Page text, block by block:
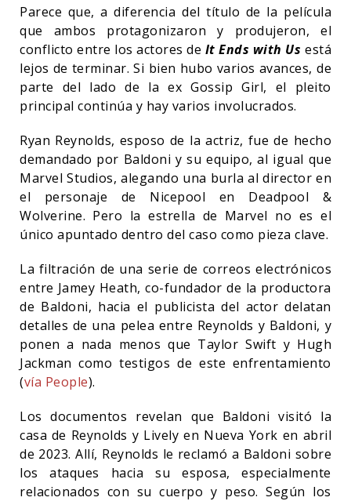
Parece que, a diferencia del título de la película
que ambos protagonizaron y produjeron, el
conflicto entre los actores de It Ends with Us está
lejos de terminar. Si bien hubo varios avances, de
parte del lado de la ex Gossip Girl, el pleito
principal continúa y hay varios involucrados.
Ryan Reynolds, esposo de la actriz, fue de hecho
demandado por Baldoni y su equipo, al igual que
Marvel Studios, alegando una burla al director en
el personaje de Nicepool en Deadpool &
Wolverine. Pero la estrella de Marvel no es el
único apuntado dentro del caso como pieza clave.
La filtración de una serie de correos electrónicos
entre Jamey Heath, co-fundador de la productora
de Baldoni, hacia el publicista del actor delatan
detalles de una pelea entre Reynolds y Baldoni, y
ponen a nada menos que Taylor Swift y Hugh
Jackman como testigos de este enfrentamiento
(vía People).
Los documentos revelan que Baldoni visitó la
casa de Reynolds y Lively en Nueva York en abril
de 2023. Allí, Reynolds le reclamó a Baldoni sobre
los ataques hacia su esposa, especialmente
relacionados con su cuerpo y peso. Según los